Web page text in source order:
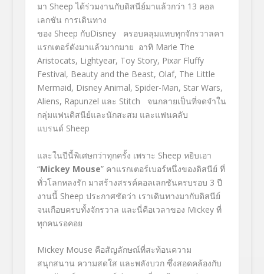
มา Sheep ได้ร่วมงานกับดิสนีย์มาแล้วกว่า 13 คอล
เลกชัน การเดินทาง
ของ Sheep กับDisney ครอบคลุมแทบทุกจักรวาลคา
แรกเตอร์ดังมาแล้วมากมาย อาทิ Marie The
Aristocats, Lightyear, Toy Story, Pixar Fluffy
Festival, Beauty and the Beast, Olaf, The Little
Mermaid, Disney Animal, Spider-Man, Star Wars,
Aliens, Rapunzel และ Stitch จนกลายเป็นที่จดจำใน
กลุ่มแฟนดิสนีย์และนักสะสม และแฟนคลับ
แบรนด์ Sheep
และในปีนี้พิเศษกว่าทุกครั้ง เพราะ Sheep หยิบเอา
“Mickey Mouse” คาแรกเตอร์เบอร์หนึ่งของดิสนีย์ ที่
ทั่วโลกหลงรัก มาสร้างสรรค์คอลเลกชันครบรอบ 3 ปี
งานนี้ Sheep ประกาศชัดว่า เราเดินทางมากับดิสนีย์
จนเกือบครบทั้งจักรวาล และนี่คือเวลาของ Mickey ที่
ทุกคนรอคอย
Mickey Mouse คือสัญลักษณ์ที่สะท้อนความ
สนุกสนาน ความสดใส และพลังบวก ซึ่งสอดคล้องกับ